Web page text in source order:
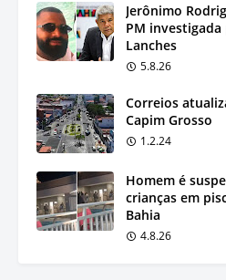
Jerônimo
PM
Lanches
5.8.26
Correios
Capim Grosso
1.2.24
Homem é
crianças em
Bahia
4.8.26